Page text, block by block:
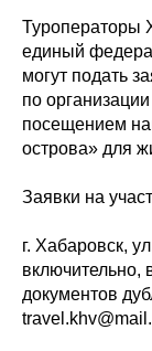
Туроператоры
единый
могут подать
по
посещением
острова» для
Заявки на
г. Хабаровск,
включительно,
документов